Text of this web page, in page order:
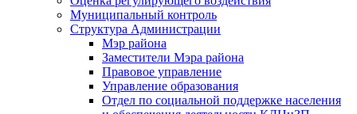
Муниципальный контроль
Структура Администрации
Мэр района
Заместители Мэра района
Правовое управление
Управление образования
Отдел по социальной поддержке населения